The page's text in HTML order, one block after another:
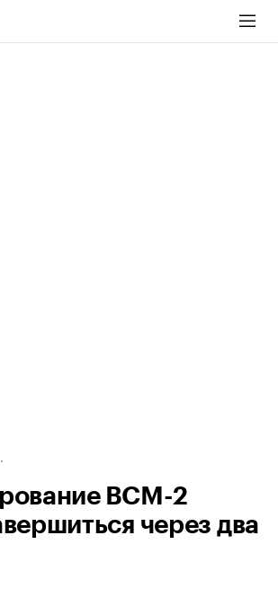
ВСМ-2
через два